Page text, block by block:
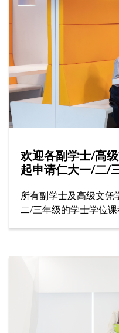
欢迎各副学士/高
起申请仁大一/二/
所有副学士及高级文
二/三年级的学士学位